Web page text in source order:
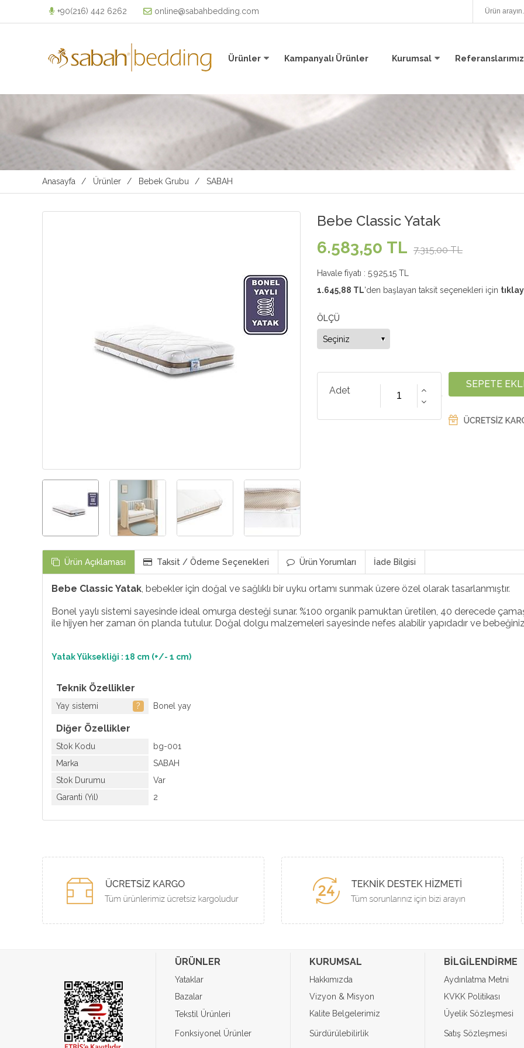
+90(216) 442 6262 online@sabahbedding.com
Ürünler Kampanyalı Ürünler Kurumsal Referanslarımız
Anasayfa Ürünler Bebek Grubu SABAH
Bebe Classic Yatak
6.583,50 TL 7.315,00 TL
Havale fiyatı : 5.925,15 TL
1.645,88 TL'den başlayan taksit seçenekleri için
ÖLÇÜ
Adet
Ürün Açıklaması Taksit / Ödeme Seçenekleri Ürün Yorumları İade Bilgisi
Bebe Classic Yatak, bebekler için doğal ve sağlıklı bir uyku ortamı sunmak üzere özel olarak tasarlanmıştır.
Bonel yaylı sistemi sayesinde ideal omurga desteği sunar. %100 organik pamuktan üretilen, 40 derecede
ile hijyen her zaman ön planda tutulur. Doğal dolgu malzemeleri sayesinde nefes alabilir yapıdadır ve
Yatak Yüksekliği : 18 cm (+/- 1 cm)
Teknik Özellikler
Yay sistemi ? Bonel yay
Diğer Özellikler
Stok Kodu
bg-001
Marka
SABAH
Stok Durumu
Var
Garanti (Yıl)
2
ÜRÜNLER KURUMSAL BİLGİLENDİRME
Yataklar Hakkımızda
Aydınlatma Metni
Bazalar
Vizyon & Misyon
KVKK Politikası
Tekstil Ürünleri
Kalite Belgelerimiz Üyelik Sözleşmesi
Fonksiyonel Ürünler Sürdürülebilirlik
Satış Sözleşmesi